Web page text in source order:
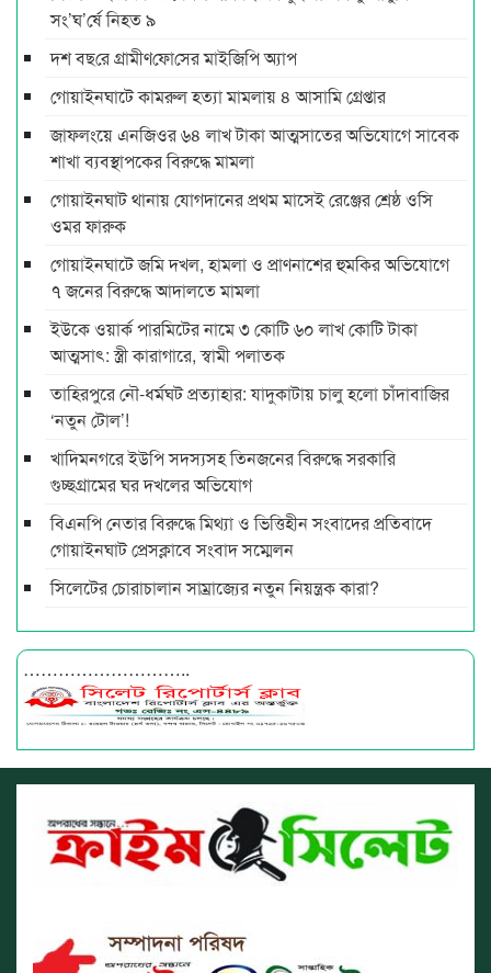
সং’ঘ’র্ষে নিহত ৯
দশ বছ‌রে গ্রামীণ‌ফো‌সের মাইজিপি অ্যাপ
গোয়াইনঘাটে কামরুল হত্যা মামলায় ৪ আসামি গ্রেপ্তার
জাফলংয়ে এনজিওর ৬৪ লাখ টাকা আত্মসাতের অভিযোগে সাবেক
শাখা ব্যবস্থাপকের বিরুদ্ধে মামলা
গোয়াইনঘাট থানায় যোগদানের প্রথম মাসেই রেঞ্জের শ্রেষ্ঠ ওসি
ওমর ফারুক
গোয়াইনঘাটে জমি দখল, হামলা ও প্রাণনাশের হুমকির অভিযোগে
৭ জনের বিরুদ্ধে আদালতে মামলা
ইউকে ওয়ার্ক পারমিটের নামে ৩ কোটি ৬০ লাখ কোটি টাকা
আত্মসাৎ: স্ত্রী কারাগারে, স্বামী পলাতক
তাহিরপুরে নৌ-ধর্মঘট প্রত্যাহার: যাদুকাটায় চালু হলো চাঁদাবাজির
‘নতুন টোল’!
খাদিমনগরে ইউপি সদস্যসহ তিনজনের বিরুদ্ধে সরকারি
গুচ্ছগ্রামের ঘর দখলের অভিযোগ
বিএনপি নেতার বিরুদ্ধে মিথ্যা ও ভিত্তিহীন সংবাদের প্রতিবাদে
গোয়াইনঘাট প্রেসক্লাবে সংবাদ সম্মেলন
সিলেটের চোরাচালান সাম্রাজ্যের নতুন নিয়ন্ত্রক কারা?
………………………..